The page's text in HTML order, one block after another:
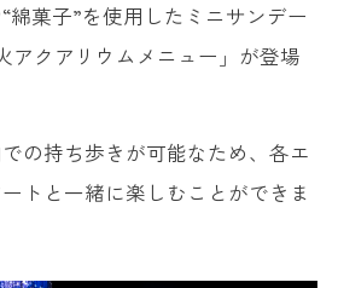
綿菓子”を使用したミニサンデー
アクアリウムメニュー」が登場
の持ち歩きが可能なため、各エ
トと一緒に楽しむことができま